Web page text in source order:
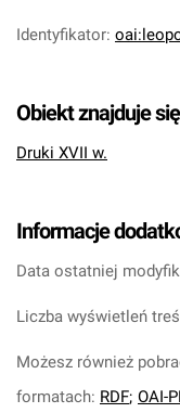
Identyfikator:
Obiekt znajduje
Druki XVII w.
Informacje
Data ostatniej
Liczba wyświetleń
Możesz również
formatach: RDF; OAI-